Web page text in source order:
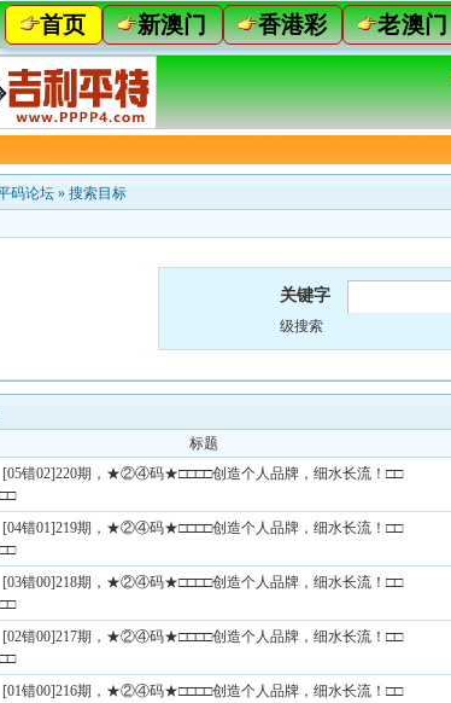
首页 新澳门 香港彩 老澳门
码论坛 » 搜索目标
关键字
级搜索
标题
[05错02]220期，★②④码★□□□□创造个人品牌，细水长流！□□
□□
[04错01]219期，★②④码★□□□□创造个人品牌，细水长流！□□
□□
[03错00]218期，★②④码★□□□□创造个人品牌，细水长流！□□
□□
[02错00]217期，★②④码★□□□□创造个人品牌，细水长流！□□
□□
[01错00]216期，★②④码★□□□□创造个人品牌，细水长流！□□